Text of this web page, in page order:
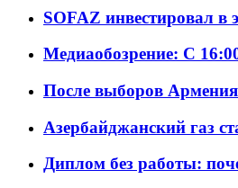
SOFAZ инвестировал в
Медиаобозрение: С
После выборов Армения
Азербайджанский газ
Диплом без работы: